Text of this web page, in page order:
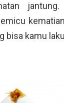
bisa kamu